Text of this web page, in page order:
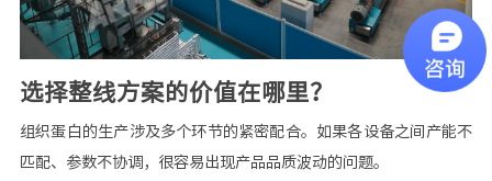
选择整线方案的价值在哪里？
组织蛋白的生产涉及多个环节的紧密配合。如果各设备之间产能不
匹配、参数不协调，很容易出现产品品质波动的问题。